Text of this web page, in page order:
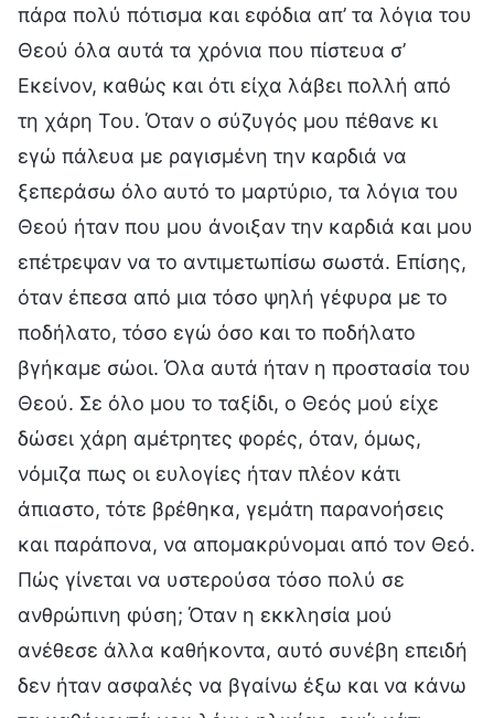
πάρα πολύ πότισμα και εφόδια απ’ τα λόγια του
Θεού όλα αυτά τα χρόνια που πίστευα σ’
Εκείνον, καθώς και ότι είχα λάβει πολλή από
τη χάρη Του. Όταν ο σύζυγός μου πέθανε κι
εγώ πάλευα με ραγισμένη την καρδιά να
ξεπεράσω όλο αυτό το μαρτύριο, τα λόγια του
Θεού ήταν που μου άνοιξαν την καρδιά και μου
επέτρεψαν να το αντιμετωπίσω σωστά. Επίσης,
όταν έπεσα από μια τόσο ψηλή γέφυρα με το
ποδήλατο, τόσο εγώ όσο και το ποδήλατο
βγήκαμε σώοι. Όλα αυτά ήταν η προστασία του
Θεού. Σε όλο μου το ταξίδι, ο Θεός μού είχε
δώσει χάρη αμέτρητες φορές, όταν, όμως,
νόμιζα πως οι ευλογίες ήταν πλέον κάτι
άπιαστο, τότε βρέθηκα, γεμάτη παρανοήσεις
και παράπονα, να απομακρύνομαι από τον Θεό.
Πώς γίνεται να υστερούσα τόσο πολύ σε
ανθρώπινη φύση; Όταν η εκκλησία μού
ανέθεσε άλλα καθήκοντα, αυτό συνέβη επειδή
δεν ήταν ασφαλές να βγαίνω έξω και να κάνω